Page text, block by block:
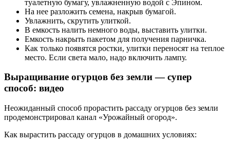
туалетную бумагу, увлажненную водой с Эпином.
На нее разложить семена, накрыв бумагой.
Увлажнить, скрутить улиткой.
В емкость налить немного воды, выставить улитки.
Емкость накрыть пакетом для получения парничка.
Как только появятся ростки, улитки переносят на теплое
место. Если света мало, надо включить лампу.
Выращивание огурцов без земли — супер
способ: видео
Неожиданный способ прорастить рассаду огурцов без земли
продемонстрировал канал «Урожайный огород».
Как вырастить рассаду огурцов в домашних условиях: